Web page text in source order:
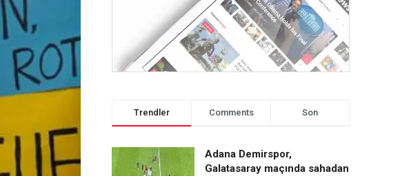
Trendler Comments Son
Adana Demirspor,
Galatasaray maçında sahadan